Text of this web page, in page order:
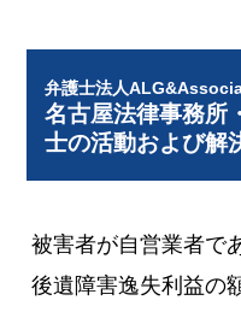
弁護士法人
名古屋法律事務所
士の活動および解
被害者が自営業者で
後遺障害逸失利益の